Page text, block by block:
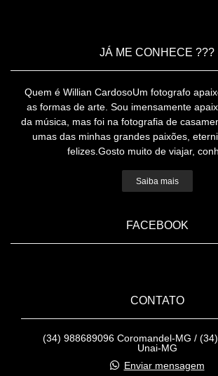
JÁ ME CONHECE ???
Quem é Willian CardosoUm fotografo
as formas de arte. Sou imensamente
da música, mas foi na fotografia de
umas das minhas grandes paixões,
felizes.Gosto muito de viajar,
Saiba mais
FACEBOOK
CONTATO
(34) 988689096 Coromandel-MG /
Unai-MG
Enviar mensagem